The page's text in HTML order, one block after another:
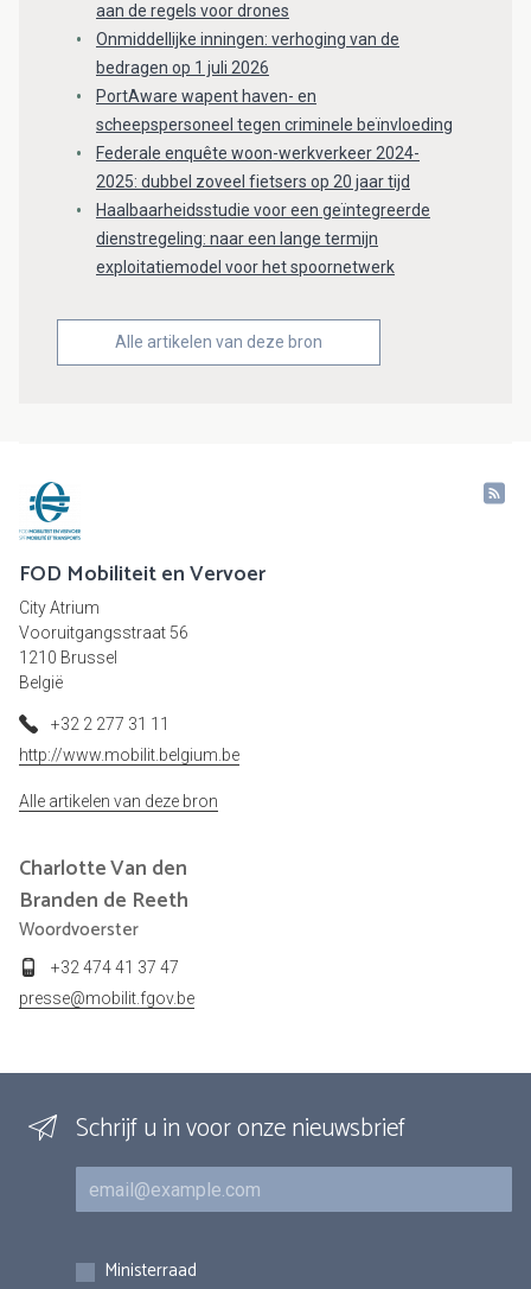
aan de regels voor drones
Onmiddellijke inningen: verhoging van de
bedragen op 1 juli 2026
PortAware wapent haven- en
scheepspersoneel tegen criminele beïnvloeding
Federale enquête woon-werkverkeer 2024-
2025: dubbel zoveel fietsers op 20 jaar tijd
Haalbaarheidsstudie voor een geïntegreerde
dienstregeling: naar een lange termijn
exploitatiemodel voor het spoornetwerk
Alle artikelen van deze bron
FOD Mobiliteit en Vervoer
City Atrium
Vooruitgangsstraat 56
1210 Brussel
België
+32 2 277 31 11
http://www.mobilit.belgium.be
Alle artikelen van deze bron
CharlotteVan den
Branden de Reeth
Woordvoerster
+32 474 41 37 47
presse@mobilit.fgov.be
Schrijf u in voor onze nieuwsbrief
E-mail
Inschrijvingen
Ministerraad